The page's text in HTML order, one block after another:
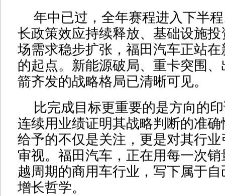
年中已过，全年赛程进入下半
长政策效应持续释放、基础设施
场需求稳步扩张，福田汽车正站
的起点。新能源破局、重卡突围
箭齐发的战略格局已清晰可见。
比完成目标更重要的是方向的
连续用业绩证明其战略判断的准
给予的不仅是关注，更是对其行
审视。福田汽车，正在用每一次
越周期的商用车行业，写下属于
增长哲学。